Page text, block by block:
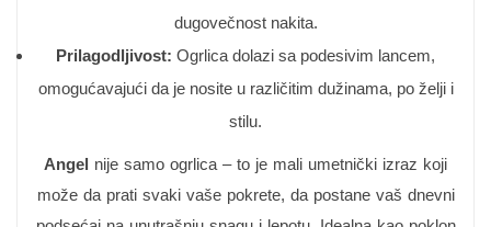
dugovečnost nakita.
Prilagodljivost: Ogrlica dolazi sa podesivim lancem,
omogućavajući da je nosite u različitim dužinama, po želji i
stilu.
Angel nije samo ogrlica – to je mali umetnički izraz koji
može da prati svaki vaše pokrete, da postane vaš dnevni